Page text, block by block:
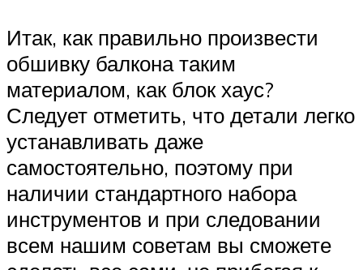
Итак, как правильно произвести
обшивку балкона таким
материалом, как блок хаус?
Следует отметить, что детали легко
устанавливать даже
самостоятельно, поэтому при
наличии стандартного набора
инструментов и при следовании
всем нашим советам вы сможете